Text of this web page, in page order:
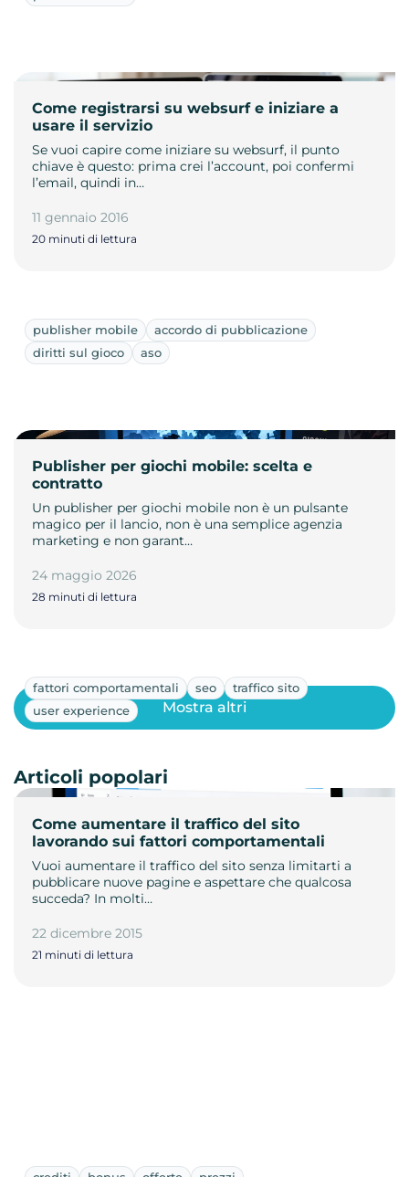
Come registrarsi su websurf e iniziare a
usare il servizio
Se vuoi capire come iniziare su websurf, il punto
chiave è questo: prima crei l’account, poi confermi
l’email, quindi in…
11 gennaio 2016
20 minuti di lettura
publisher mobile
accordo di pubblicazione
diritti sul gioco
aso
Publisher per giochi mobile: scelta e
contratto
Un publisher per giochi mobile non è un pulsante
magico per il lancio, non è una semplice agenzia
marketing e non garant…
24 maggio 2026
28 minuti di lettura
fattori comportamentali seo
traffico sito
user experience
Come aumentare il traffico del sito
lavorando sui fattori comportamentali
Vuoi aumentare il traffico del sito senza limitarti a
pubblicare nuove pagine e aspettare che qualcosa
succeda? In molti…
22 dicembre 2015
21 minuti di lettura
Mostra altri
Articoli popolari